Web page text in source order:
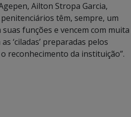
Ailton Stropa Garcia,
têm, sempre, um
funções e vencem com muita
‘ciladas’ preparadas pelos
reconhecimento da instituição”.